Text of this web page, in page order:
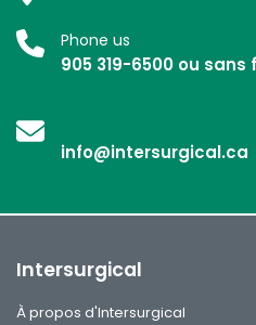
Phone us
905 319-6500 ou
info@intersurgical.ca
Intersurgical
À propos d'Intersurgical